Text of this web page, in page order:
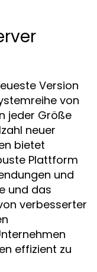
Version
von
jeder Größe
neuer
bietet
Plattform
und
und das
verbesserter
effizient zu